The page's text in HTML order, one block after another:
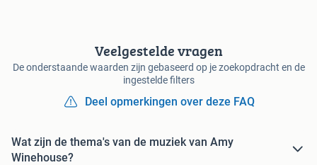
Veelgestelde vragen
De onderstaande waarden zijn gebaseerd op je zoekopdracht en de
ingestelde filters
Deel opmerkingen over deze FAQ
Wat zijn de thema's van de muziek van Amy
Winehouse?